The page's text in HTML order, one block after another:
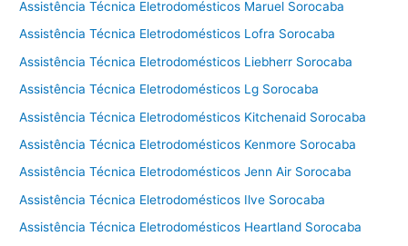
Assistência Técnica Eletrodomésticos Maruel Sorocaba
Assistência Técnica Eletrodomésticos Lofra Sorocaba
Assistência Técnica Eletrodomésticos Liebherr Sorocaba
Assistência Técnica Eletrodomésticos Lg Sorocaba
Assistência Técnica Eletrodomésticos Kitchenaid Sorocaba
Assistência Técnica Eletrodomésticos Kenmore Sorocaba
Assistência Técnica Eletrodomésticos Jenn Air Sorocaba
Assistência Técnica Eletrodomésticos Ilve Sorocaba
Assistência Técnica Eletrodomésticos Heartland Sorocaba